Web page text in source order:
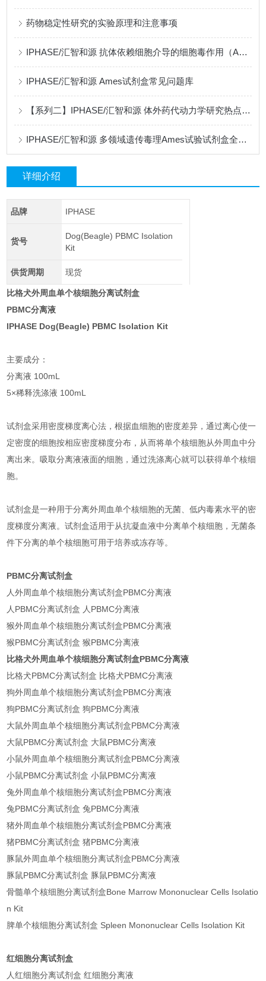
药物稳定性研究的实验原理和注意事项
IPHASE/汇智和源 抗体依赖细胞介导的细胞毒作用（ADCC效应）
IPHASE/汇智和源 Ames试剂盒常见问题库
【系列二】IPHASE/汇智和源 体外药代动力学研究热点问题解答
IPHASE/汇智和源 多领域遗传毒理Ames试验试剂盒全新升级
详细介绍
品牌 IPHASE
货号
Dog(Beagle) PBMC Isolation
Kit
供货周期 现货
比格犬外周血单个核细胞分离试剂盒
PBMC分离液
IPHASE Dog(Beagle) PBMC Isolation Kit
主要成分：
分离液 100mL
5×稀释洗涤液 100mL
试剂盒采用密度梯度离心法，根据血细胞的密度差异，通过离心使一
定密度的细胞按相应密度梯度分布，从而将单个核细胞从外周血中分
离出来。吸取分离液液面的细胞，通过洗涤离心就可以获得单个核细
胞。
试剂盒是一种用于分离外周血单个核细胞的无菌、低内毒素水平的密
度梯度分离液。试剂盒适用于从抗凝血液中分离单个核细胞，无菌条
件下分离的单个核细胞可用于培养或冻存等。
PBMC分离试剂盒
人外周血单个核细胞分离试剂盒PBMC分离液
人PBMC分离试剂盒 人PBMC分离液
猴外周血单个核细胞分离试剂盒PBMC分离液
猴PBMC分离试剂盒 猴PBMC分离液
比格犬外周血单个核细胞分离试剂盒PBMC分离液
比格犬PBMC分离试剂盒 比格犬PBMC分离液
狗外周血单个核细胞分离试剂盒PBMC分离液
狗PBMC分离试剂盒 狗PBMC分离液
大鼠外周血单个核细胞分离试剂盒PBMC分离液
大鼠PBMC分离试剂盒 大鼠PBMC分离液
小鼠外周血单个核细胞分离试剂盒PBMC分离液
小鼠PBMC分离试剂盒 小鼠PBMC分离液
兔外周血单个核细胞分离试剂盒PBMC分离液
兔PBMC分离试剂盒 兔PBMC分离液
猪外周血单个核细胞分离试剂盒PBMC分离液
猪PBMC分离试剂盒 猪PBMC分离液
豚鼠外周血单个核细胞分离试剂盒PBMC分离液
豚鼠PBMC分离试剂盒 豚鼠PBMC分离液
骨髓单个核细胞分离试剂盒Bone Marrow Mononuclear Cells Isolatio
n Kit
脾单个核细胞分离试剂盒 Spleen Mononuclear Cells Isolation Kit
红细胞分离试剂盒
人红细胞分离试剂盒 红细胞分离液